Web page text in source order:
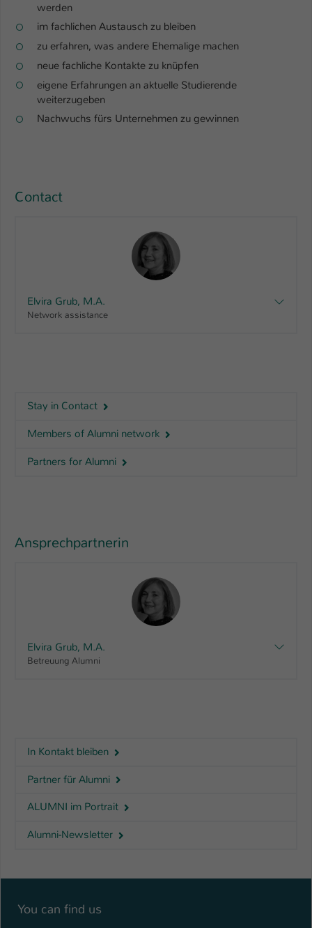
werden
im fachlichen Austausch zu bleiben
zu erfahren, was andere Ehemalige machen
neue fachliche Kontakte zu knüpfen
eigene Erfahrungen an aktuelle Studierende
weiterzugeben
Nachwuchs fürs Unternehmen zu gewinnen
Contact
Elvira Grub, M.A.
Network assistance
Stay in Contact
Members of Alumni network
Partners for Alumni
Ansprechpartnerin
Elvira Grub, M.A.
Betreuung Alumni
In Kontakt bleiben
Partner für Alumni
ALUMNI im Portrait
Alumni-Newsletter
You can find us
Zweck
Einstellungen, falls der Webseiten-
Betreiber dies eingestellt hat.
eines Intranet-Logins die Session-ID. So
kann der eingeloggte Benutzer
wiedererkannt werden und es wird ihm
Zugang zu geschützten Bereichen
ein Besucher im Typo3-Backend
angemeldet ist und Rechte besitzt diese